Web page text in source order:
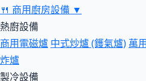
🍴 商用廚房設備 ▼
熱廚設備
商用電磁爐 中式炒爐 (鑊氣爐) 萬
炸爐
製冷設備